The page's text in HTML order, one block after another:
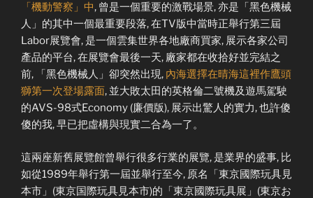
「機動警察」中, 曾是一個重要的激戰場景, 亦是「黑色機械
人」的其中一個最重要段落, 在TV版中當時正舉行第三屆
Labor展覽會, 是一個雲集世界各地廠商買家, 展示各家公司
產品的平台, 在展覽會最後一天, 廠家都在收拾好並完結之
前, 「黑色機械人」卻突然出現, 內海選擇在晴海這裡作鷹頭
獅第一次登場露面, 並大敗太田的英格倫二號機及遊馬駕駛
的AVS-98式Economy (廉價版), 展示出驚人的實力, 也許傻
傻的我, 早已把虛構與現實二合為一了。
這兩座新舊展覽館曾舉行很多行業的展覽, 是業界的盛事, 比
如從1989年舉行第一屆並舉行至今, 原名「東京國際玩具見
本市」(東京国際玩具見本市)的「東京國際玩具展」(東京お